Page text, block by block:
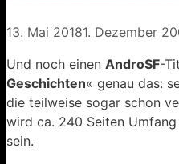
13. Mai 20181. Dezember
Und noch einen AndroSF-
Geschichten« genau das:
die teilweise sogar schon
wird ca. 240 Seiten
sein.